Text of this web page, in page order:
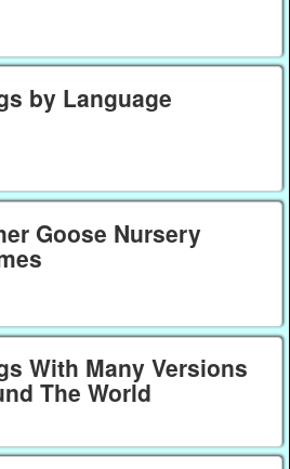
by Language
Goose Nursery
With Many Versions
The World